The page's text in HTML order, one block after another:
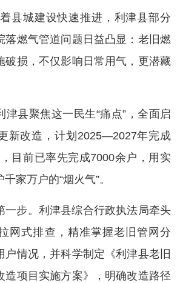
县城建设快速推进，利津县部分
落燃气管道问题日益凸显：老旧燃
破损，不仅影响日常用气，更潜藏
津县聚焦这一民生“痛点”，全面启
新改造，计划2025—2027年完成
目前已率先完成7000余户，用实
家万户的“烟火气”。
一步。利津县综合行政执法局牵头
网式排查，精准掌握老旧管网分
户情况，并科学制定《利津县老旧
造项目实施方案》，明确改造路径